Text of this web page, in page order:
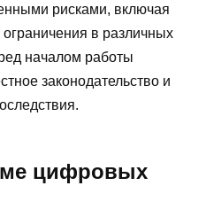
рисками, включая
в различных
началом работы
законодательство и
цифровых